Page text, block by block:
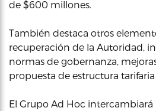
de $600 millones.
También destaca otros
recuperación de la Autoridad,
normas de gobernanza,
propuesta de estructura
El Grupo Ad Hoc intercambiará